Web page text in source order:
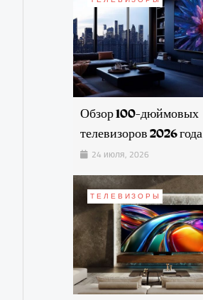
Обзор 100-дюймовых
телевизоров 2026 года
24 июля, 2026
ТЕЛЕВИЗОРЫ